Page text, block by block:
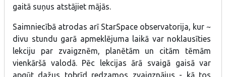
gaitā suņus atstājiet mājās.
Saimniecībā atrodas arī StarSpace observatorija, kur ~
divu stundu garā apmeklējuma laikā var noklausīties
lekciju par zvaigznēm, planētām un citām tēmām
vienkāršā valodā. Pēc lekcijas ārā svaigā gaisā var
apgūt dažus tobrīd redzamos zvaigznājus - kā tos